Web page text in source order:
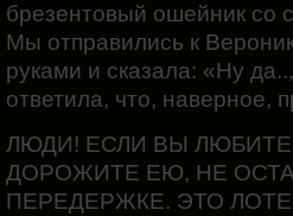
брезентовый ошейник
Мы отправились к
руками и сказала: «Ну
ответила, что, наверное,
ЛЮДИ! ЕСЛИ ВЫ
ДОРОЖИТЕ ЕЮ, НЕ
ПЕРЕДЕРЖКЕ. ЭТО